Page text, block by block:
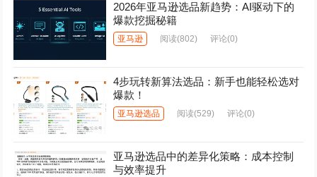
2026年亚马逊选品新趋势：AI驱动下的
爆款挖掘秘籍
亚马逊 阅读(802) 评论(0)
4步玩转新算法选品：新手也能轻松选对
爆款！
亚马逊选品 阅读(529) 评论(0)
亚马逊选品中的差异化策略：成本控制
与效率提升